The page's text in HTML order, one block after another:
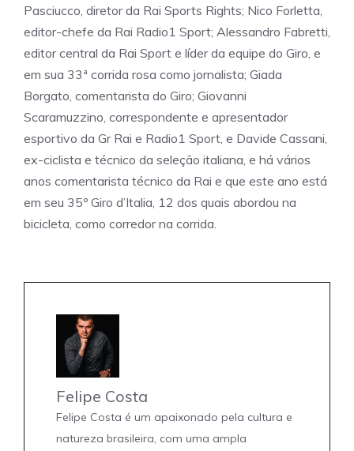
Pasciucco, diretor da Rai Sports Rights; Nico Forletta,
editor-chefe da Rai Radio1 Sport; Alessandro Fabretti,
editor central da Rai Sport e líder da equipe do Giro, e
em sua 33ª corrida rosa como jornalista; Giada
Borgato, comentarista do Giro; Giovanni
Scaramuzzino, correspondente e apresentador
esportivo da Gr Rai e Radio1 Sport, e Davide Cassani,
ex-ciclista e técnico da seleção italiana, e há vários
anos comentarista técnico da Rai e que este ano está
em seu 35º Giro d’Italia, 12 dos quais abordou na
bicicleta, como corredor na corrida.
Felipe Costa
Felipe Costa é um apaixonado pela cultura e
natureza brasileira, com uma ampla